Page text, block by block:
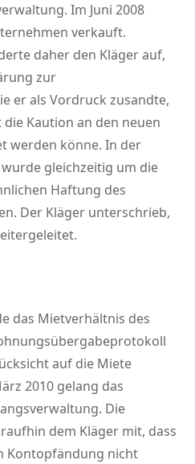
Im Juni 2008
verkauft.
daher den Kläger auf,
zur
er als Vordruck zusandte,
Kaution an den neuen
werden könne. In der
gleichzeitig um die
Haftung des
Der Kläger unterschrieb,
das Mietverhältnis des
auf die Miete
2010 gelang das
Die
dem Kläger mit, dass
Kontopfändung nicht